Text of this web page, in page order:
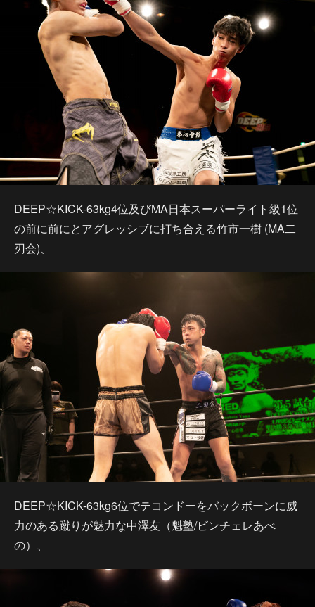
DEEP☆KICK-63kg4位及びMA日本スーパーライト級1位
の前に前にとアグレッシブに打ち合える竹市一樹 (MA二
刃会)、
DEEP☆KICK-63kg6位でテコンドーをバックボーンに威
力のある蹴りが魅力な中澤友（魁塾/ビンチェレあべ
の）、